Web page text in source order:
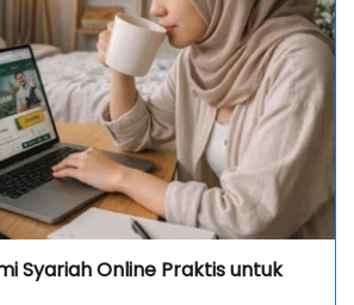
Syariah Online Praktis untuk